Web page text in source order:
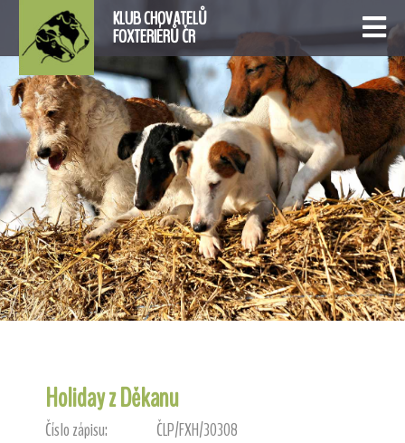
KLUB CHOVATELŮ
FOXTERIÉRŮ ČR
Holiday z Děkanu
Číslo zápisu: ČLP/FXH/30308